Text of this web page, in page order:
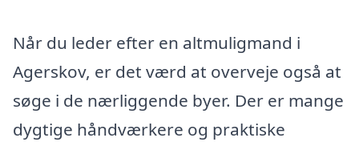
Når du leder efter en altmuligmand i
Agerskov, er det værd at overveje også at
søge i de nærliggende byer. Der er mange
dygtige håndværkere og praktiske